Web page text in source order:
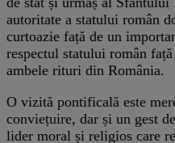
autoritate a statului român
curtoazie față de un
respectul statului român
ambele rituri din România.
O vizită pontificală este
conviețuire, dar și un gest
lider moral și religios care